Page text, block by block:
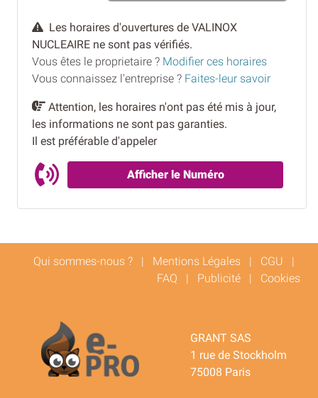
Les horaires d'ouvertures de VALINOX
NUCLEAIRE ne sont pas vérifiés.
Vous êtes le proprietaire ? Modifier ces horaires
Vous connaissez l'entreprise ? Faites-leur savoir
Attention, les horaires n'ont pas été mis à jour,
les informations ne sont pas garanties.
Il est préférable d'appeler
Afficher le Numéro
Qui sommes-nous ? | Mentions Légales | CGU |
FAQ | Publicité | Cookies
GRANT SAS
1 rue de Stockholm
75008 Paris